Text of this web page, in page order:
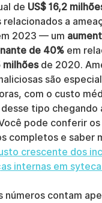
de US$ 16,2
relacionados a
2023 — um
de 40% em
milhões de 2020.
são
com o custo
tipo chegando
pode conferir os
completos e saber
crescente dos
internas em
números contam